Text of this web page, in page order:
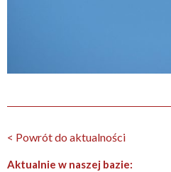
< Powrót do aktualności
Aktualnie w naszej bazie: